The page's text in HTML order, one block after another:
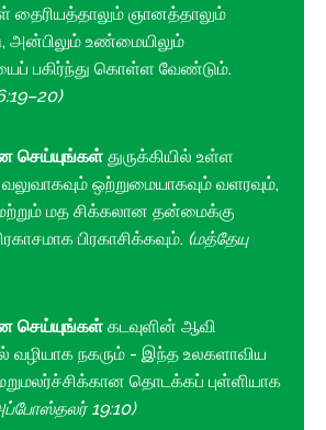
தைரியத்தாலும் ஞானத்தாலும்
அன்பிலும் உண்மையிலும்
பகிர்ந்து கொள்ள வேண்டும்.
செய்யுங்கள் துருக்கியில் உள்ள
ஒற்றுமையாகவும் வளரவும்,
மத சிக்கலான தன்மைக்கு
பிரகாசிக்கவும். (மத்தேயு
செய்யுங்கள் கடவுளின் ஆவி
வழியாக நகரும் - இந்த உலகளாவிய
தொடக்கப் புள்ளியாக
19:10)